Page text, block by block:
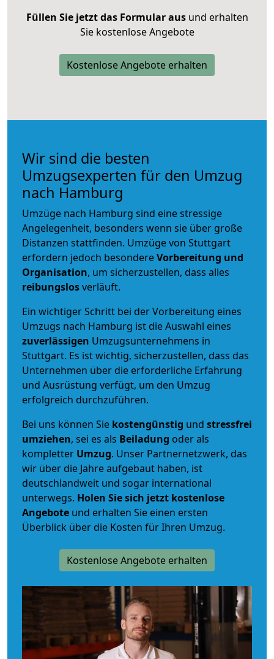
Füllen Sie jetzt das Formular ausund erhalten
Sie kostenlose Angebote
Kostenlose Angebote erhalten
Wir sind die besten
Umzugsexperten für den Umzug
nach Hamburg
Umzüge nach Hamburg sind eine stressige
Angelegenheit, besonders wenn sie über große
Distanzen stattfinden. Umzüge von Stuttgart
erfordern jedoch besondereVorbereitung und
Organisation, um sicherzustellen, dass alles
reibungslosverläuft.
Ein wichtiger Schritt bei der Vorbereitung eines
Umzugs nach Hamburg ist die Auswahl eines
zuverlässigen Umzugsunternehmens in
Stuttgart. Es ist wichtig, sicherzustellen, dass das
Unternehmen über die erforderliche Erfahrung
und Ausrüstung verfügt, um den Umzug
erfolgreich durchzuführen.
Bei uns können Sie kostengünstig und stressfrei
umziehen, sei es als Beiladung oder als
kompletter Umzug. Unser Partnernetzwerk, das
wir über die Jahre aufgebaut haben, ist
deutschlandweit und sogar international
unterwegs. Holen Sie sich jetzt kostenlose
Angebote und erhalten Sie einen ersten
Überblick über die Kosten für Ihren Umzug.
Kostenlose Angebote erhalten